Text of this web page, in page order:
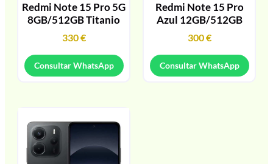
Redmi Note 15 Pro 5G
8GB/512GB Titanio
330€
Consultar WhatsApp
Redmi Note 15 Pro
Azul 12GB/512GB
300€
Consultar WhatsApp